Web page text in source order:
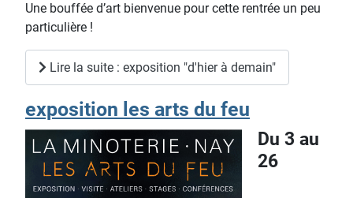
Une bouffée d’art bienvenue pour cette rentrée un peu
particulière !
Lire la suite : exposition "d'hier à demain"
exposition les arts du feu
Du 3 au
26